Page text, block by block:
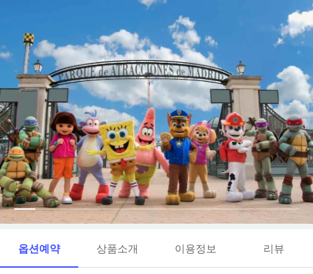
옵션예약 상품소개 이용정보 리뷰